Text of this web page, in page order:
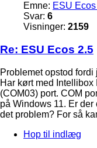
Emne: ESU
Svar: 6
Visninger: 2159
Re: ESU Ecos 2.5
Problemet opstod
Har kørt med Intellibox
(COM03) port. COM
på Windows 11. Er
det problem? For så
Hop til indlæg